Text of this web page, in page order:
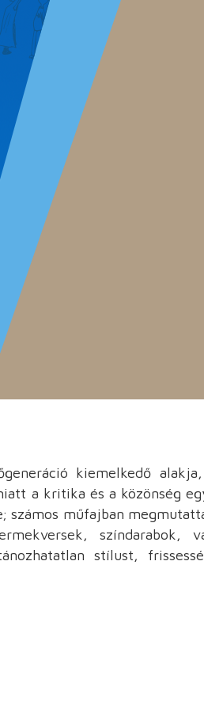
kiemelkedő
a kritika és a közönség
számos műfajban
színdarabok,
stílust,